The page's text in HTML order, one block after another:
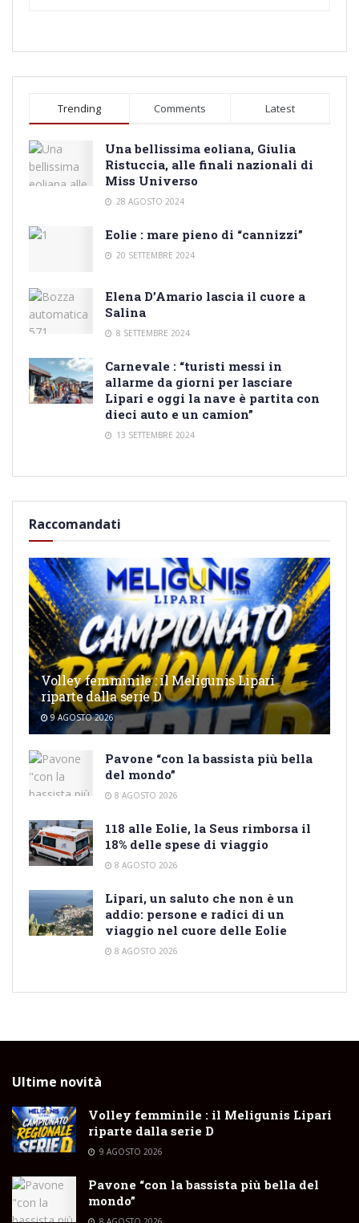
Trending Comments Latest
Una bellissima eoliana, Giulia
Ristuccia, alle finali nazionali di
Miss Universo
28 AGOSTO 2024
Eolie : mare pieno di “cannizzi”
20 SETTEMBRE 2024
Elena D’Amario lascia il cuore a
Salina
8 SETTEMBRE 2024
Carnevale : “turisti messi in
allarme da giorni per lasciare
Lipari e oggi la nave è partita con
dieci auto e un camion”
13 SETTEMBRE 2024
Raccomandati
Volley femminile : il Meligunis Lipari
riparte dalla serie D
9 AGOSTO 2026
Pavone “con la bassista più bella
del mondo”
8 AGOSTO 2026
118 alle Eolie, la Seus rimborsa il
18% delle spese di viaggio
8 AGOSTO 2026
Lipari, un saluto che non è un
addio: persone e radici di un
viaggio nel cuore delle Eolie
8 AGOSTO 2026
Ultime novità
Volley femminile : il Meligunis Lipari
riparte dalla serie D
9 AGOSTO 2026
Pavone “con la bassista più bella del
mondo”